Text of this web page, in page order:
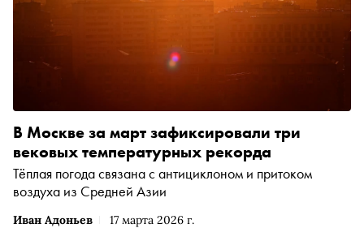
Иван Адоньев 17 марта 2026 г.
В Москве за март зафиксировали три
вековых температурных рекорда
Тёплая погода связана с антициклоном и притоком
воздуха из Средней Азии